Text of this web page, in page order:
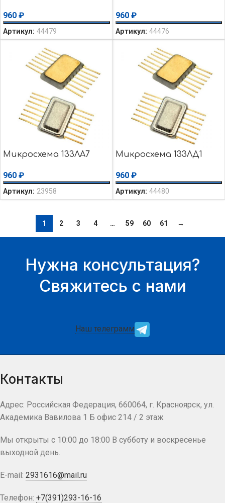
960 ₽
Артикул: 44479
960 ₽
Артикул: 44476
Микросхема 133ЛА7
960 ₽
Артикул: 23958
Микросхема 133ЛД1
960 ₽
Артикул: 44480
1 2 3 4 … 59 60 61 →
Нужна консультация?
Свяжитесь с нами
Наш телеграмм
Контакты
Адрес: Российская Федерация, 660064, г. Красноярск, ул.
Академика Вавилова 1 Б офис 214 / 2 этаж
Мы открыты с 10:00 до 18:00 В субботу и воскресенье
выходной день.
E-mail: 2931616@mail.ru
Телефон: +7(391)293-16-16